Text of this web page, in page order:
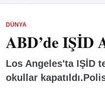
DÜNYA
ABD’de IŞİD
Los Angeles'ta IŞİD
okullar